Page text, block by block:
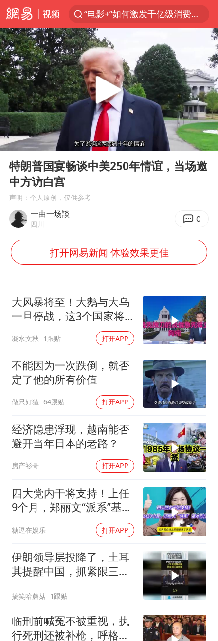
视频
“电影+”如何激发千亿级消费新活力？
中医教你一招提升气血
全球首个长时储能一体化产业园量产
四川宜宾市高县4.9级地震致1人死亡
胜宏科技：股票交易异常波动
中巨芯：上半年归母净利润1405.77万元
美股存储板块集体大跌
百花奖开幕式
38岁演员求职万岁山NPC成功
老中医：立秋后养心是关键
国防部：中国军队坚决反制任何闹海挑衅图谋
东航：国内客票提前14天免费退改
欧阳娜娜窦靖童好搭
夯实基础开新局
Play
00:00 12:01
特朗普国宴畅谈中美250年情谊，当场邀
中方访白宫
声明：个人原创，仅供参考
一曲一场談
四川 0
打开网易新闻 体验效果更佳
大风暴将至！大鹅与大乌
一旦停战，这3个国家将
凝水文秋 1跟贴 打开APP
不能因为一次跌倒，就否
定了他的所有价值
做只好猹 64跟贴 打开APP
经济隐患浮现，越南能否
避开当年日本的老路？
房产衫哥 打开APP
四大党内干将支持！上任
9个月，郑丽文“派系”基本
糖逗在娱乐 打开APP
伊朗领导层投降了，土耳
其提醒中国，抓紧限三国
搞笑哈蘑菇 1跟贴
临刑前喊冤不被重视，执
行死刑还被补枪，呼格吉